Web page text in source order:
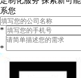
系您
*
*